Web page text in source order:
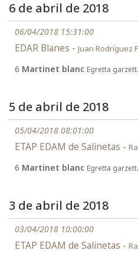
6 de abril de 2018
06/04/2018 15:31:00
EDAR Blanes - Juan Rodríguez
6 Martinet blanc Egretta
5 de abril de 2018
05/04/2018 08:01:00
ETAP EDAM de Salinetas -
6 Martinet blanc Egretta
3 de abril de 2018
03/04/2018 10:00:00
ETAP EDAM de Salinetas -